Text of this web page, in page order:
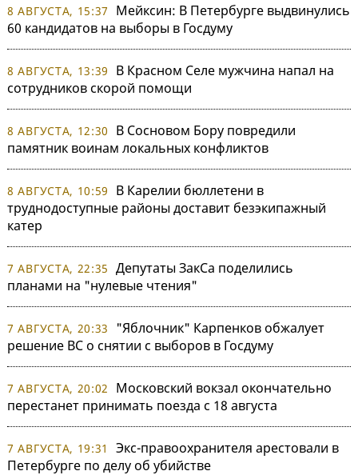
8 АВГУСТА, 15:37
Мейксин: В Петербурге выдвинулись
60 кандидатов на выборы в Госдуму
8 АВГУСТА, 13:39
В Красном Селе мужчина напал на
сотрудников скорой помощи
8 АВГУСТА, 12:30
В Сосновом Бору повредили
памятник воинам локальных конфликтов
8 АВГУСТА, 10:59
В Карелии бюллетени в
труднодоступные районы доставит безэкипажный
катер
7 АВГУСТА, 22:35 Депутаты ЗакСа поделились
планами на "нулевые чтения"
7 АВГУСТА, 20:33
"Яблочник" Карпенков обжалует
решение ВС о снятии с выборов в Госдуму
7 АВГУСТА, 20:02
Московский вокзал окончательно
перестанет принимать поезда с 18 августа
7 АВГУСТА, 19:31
Экс-правоохранителя арестовали в
Петербурге по делу об убийстве